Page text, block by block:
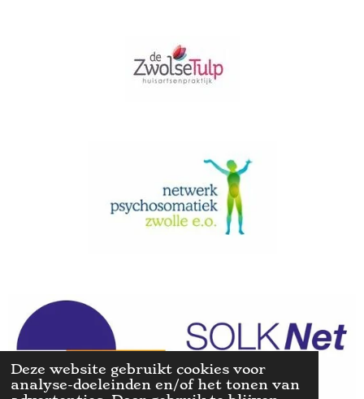
Deze website gebruikt cookies voor
analyse-doeleinden en/of het tonen van